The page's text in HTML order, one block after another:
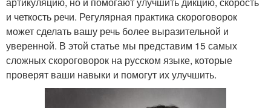
и четкость речи. Регулярная практика скороговорок
может сделать вашу речь более выразительной и
уверенной. В этой статье мы представим 15 самых
сложных скороговорок на русском языке, которые
проверят ваши навыки и помогут их улучшить.